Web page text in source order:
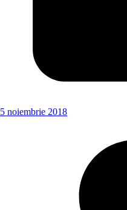
5 noiembrie 2018